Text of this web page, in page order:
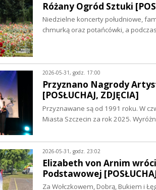
Różany Ogród Sztuki
Niedzielne koncerty południowe,
chmurką oraz potańcówki, a
2026-05-31, godz. 17:00
Przyznano Nagrody
[POSŁUCHAJ, ZDJĘCIA]
Przyznawane są od 1991 roku. W
Miasta Szczecin za rok 2025.
2026-05-31, godz. 23:02
Elizabeth von Arnim
Podstawowej
Za Wołczkowem, Dobrą, Bukiem i